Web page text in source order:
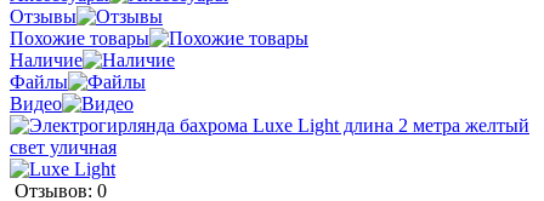
Отзывы
Похожие товары
Наличие
Файлы
Видео
Отзывов: 0